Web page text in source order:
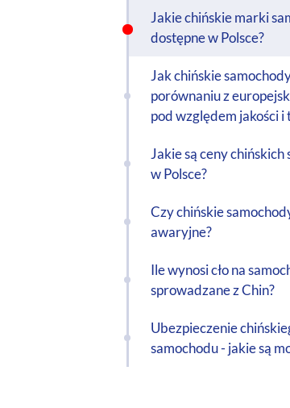
Jakie chińskie marki
dostępne w Polsce?
Jak chińskie
porównaniu z
pod względem jakości i
Jakie są ceny
w Polsce?
Czy chińskie
awaryjne?
Ile wynosi cło na
sprowadzane z Chin?
Ubezpieczenie
samochodu - jakie są